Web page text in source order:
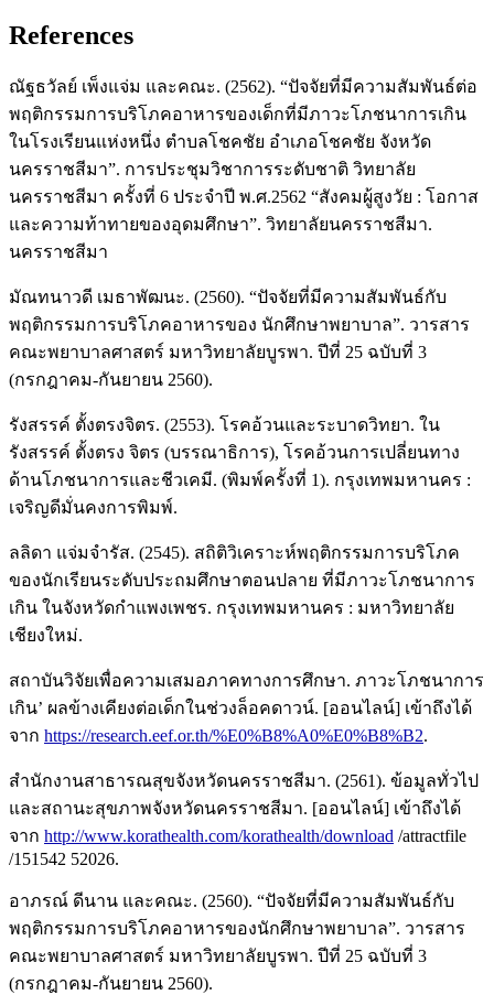
References
ณัฐธวัลย์ เพ็งแจ่ม และคณะ. (2562). “ปัจจัยที่มีความสัมพันธ์ต่อ
พฤติกรรมการบริโภคอาหารของเด็กที่มีภาวะโภชนาการเกิน
ในโรงเรียนแห่งหนึ่ง ตำบลโชคชัย อำเภอโชคชัย จังหวัด
นครราชสีมา”. การประชุมวิชาการระดับชาติ วิทยาลัย
นครราชสีมา ครั้งที่ 6 ประจำปี พ.ศ.2562 “สังคมผู้สูงวัย : โอกาส
และความท้าทายของอุดมศึกษา”. วิทยาลัยนครราชสีมา.
นครราชสีมา
มัณทนาวดี เมธาพัฒนะ. (2560). “ปัจจัยที่มีความสัมพันธ์กับ
พฤติกรรมการบริโภคอาหารของ นักศึกษาพยาบาล”. วารสาร
คณะพยาบาลศาสตร์ มหาวิทยาลัยบูรพา. ปีที่ 25 ฉบับที่ 3
(กรกฎาคม-กันยายน 2560).
รังสรรค์ ตั้งตรงจิตร. (2553). โรคอ้วนและระบาดวิทยา. ใน
รังสรรค์ ตั้งตรง จิตร (บรรณาธิการ), โรคอ้วนการเปลี่ยนทาง
ด้านโภชนาการและชีวเคมี. (พิมพ์ครั้งที่ 1). กรุงเทพมหานคร :
เจริญดีมั่นคงการพิมพ์.
ลลิดา แจ่มจํารัส. (2545). สถิติวิเคราะห์พฤติกรรมการบริโภค
ของนักเรียนระดับประถมศึกษาตอนปลาย ที่มีภาวะโภชนาการ
เกิน ในจังหวัดกำแพงเพชร. กรุงเทพมหานคร : มหาวิทยาลัย
เชียงใหม่.
สถาบันวิจัยเพื่อความเสมอภาคทางการศึกษา. ภาวะโภชนาการ
เกิน’ ผลข้างเคียงต่อเด็กในช่วงล็อคดาวน์. [ออนไลน์] เข้าถึงได้
จาก https://research.eef.or.th/%E0%B8%A0%E0%B8%B2.
สำนักงานสาธารณสุขจังหวัดนครราชสีมา. (2561). ข้อมูลทั่วไป
และสถานะสุขภาพจังหวัดนครราชสีมา. [ออนไลน์] เข้าถึงได้
จาก http://www.korathealth.com/korathealth/download /attractfile
/151542 52026.
อาภรณ์ ดีนาน และคณะ. (2560). “ปัจจัยที่มีความสัมพันธ์กับ
พฤติกรรมการบริโภคอาหารของนักศึกษาพยาบาล”. วารสาร
คณะพยาบาลศาสตร์ มหาวิทยาลัยบูรพา. ปีที่ 25 ฉบับที่ 3
(กรกฎาคม-กันยายน 2560).